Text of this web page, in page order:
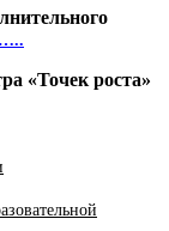
«Точек роста»